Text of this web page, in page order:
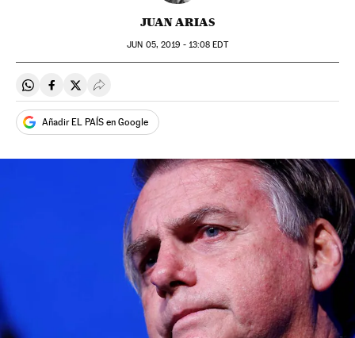
JUAN ARIAS
JUN 05, 2019 - 13:08 EDT
Compartir en Whatsapp
Compartir en Facebook
Compartir en Twitter
Desplegar Redes Sociales
Añadir EL PAÍS en Google